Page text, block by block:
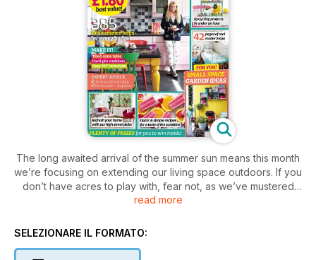
The long awaited arrival of the summer sun means this month
we’re focusing on extending our living space outdoors. If you
don’t have acres to play with, fear not, as we’ve mustered
plenty of simple and cost-effective ways for gardening in a
air appeals, while making a quid or two at the same time, Abbi
boot camp. For those after some real home inspo on a
read more
SELEZIONARE IL FORMATO: